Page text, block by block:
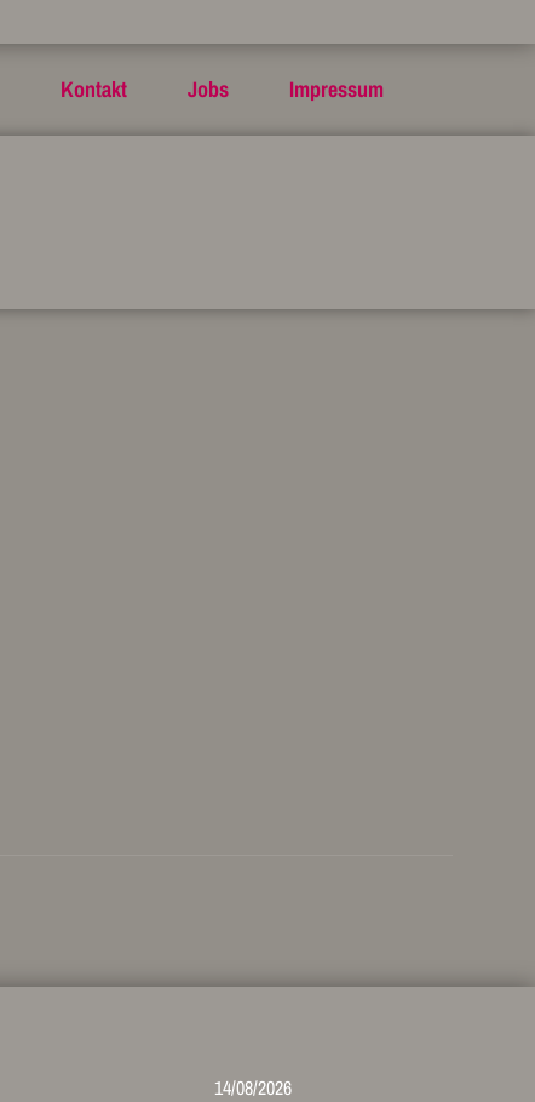
Kontakt Jobs Impressum
14/08/2026